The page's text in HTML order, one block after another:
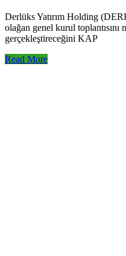
Derlüks Yatırım Holding
olağan genel kurul
gerçekleştireceğini KAP
Read More